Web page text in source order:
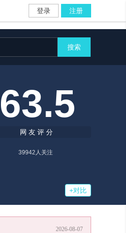
登录 注册
搜索
63.5
网友评分
39942 人关注
+对比
2026-08-07